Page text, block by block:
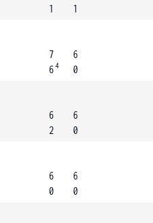
1
1
7
64
6
0
6
2
6
0
6
0
6
0